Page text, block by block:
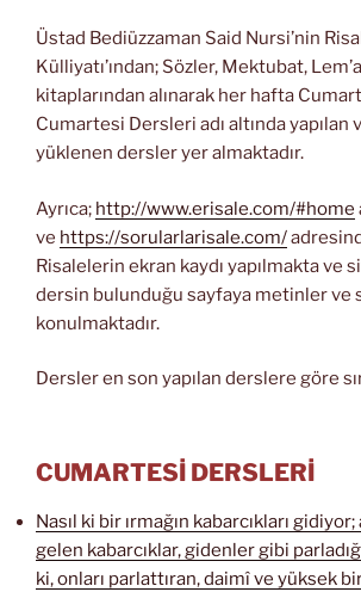
Üstad Bediüzzaman Said Nursi’nin
Külliyatı’ından; Sözler, Mektubat,
kitaplarından alınarak her hafta
Cumartesi Dersleri adı altında yapılan
yüklenen dersler yer almaktadır.
Ayrıca; http://www.erisale.com/#home
ve https://sorularlarisale.com/
Risalelerin ekran kaydı yapılmakta ve
dersin bulunduğu sayfaya metinler ve
konulmaktadır.
Dersler en son yapılan derslere göre
CUMARTESİ DERSLERİ
Nasıl ki bir ırmağın kabarcıkları gidiyor;
gelen kabarcıklar, gidenler gibi
ki, onları parlattıran, daimî ve yüksek